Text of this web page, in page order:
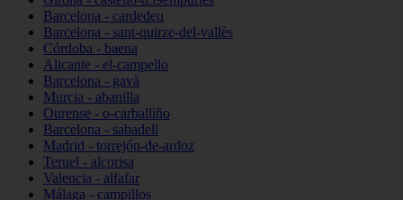
Barcelona - cardedeu
Barcelona - sant-quirze-del-vallès
Córdoba - baena
Alicante - el-campello
Barcelona - gavà
Murcia - abanilla
Ourense - o-carballiño
Barcelona - sabadell
Madrid - torrejón-de-ardoz
Teruel - alcorisa
Valencia - alfafar
Málaga - campillos